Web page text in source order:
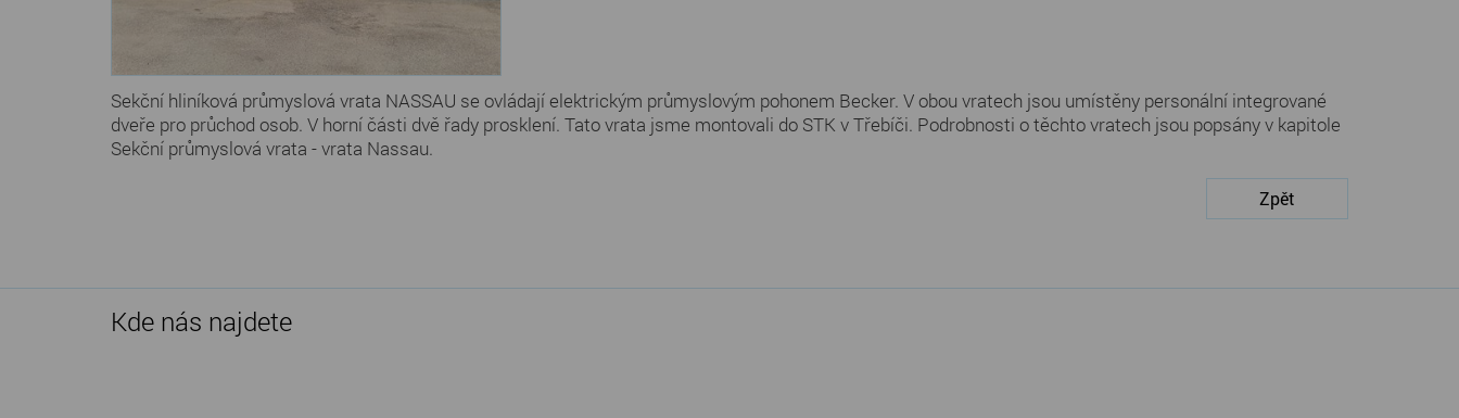
Sekční hliníková průmyslová vrata NASSAU se ovládají elektrickým průmyslovým pohonem Becker. V obou vratech jsou umístěny personální integrované
dveře pro průchod osob. V horní části dvě řady prosklení. Tato vrata jsme montovali do STK v Třebíči. Podrobnosti o těchto vratech jsou popsány v kapitole
Sekční průmyslová vrata - vrata Nassau.
Zpět
Kde nás najdete